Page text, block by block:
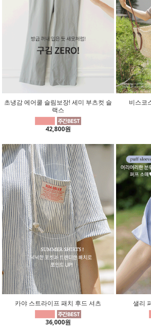
초냉감 에어쿨 슬림보장! 세미 부츠컷 슬
랙스
42,800원
비스코
카야 스트라이프 패치 후드 셔츠
36,000원
샐리